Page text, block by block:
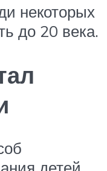
некоторых
до 20 века.